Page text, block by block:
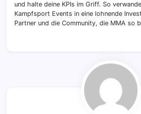
und halte deine KPIs im Griff. So
Kampfsport Events in eine lohnende
Partner und die Community, die MMA so